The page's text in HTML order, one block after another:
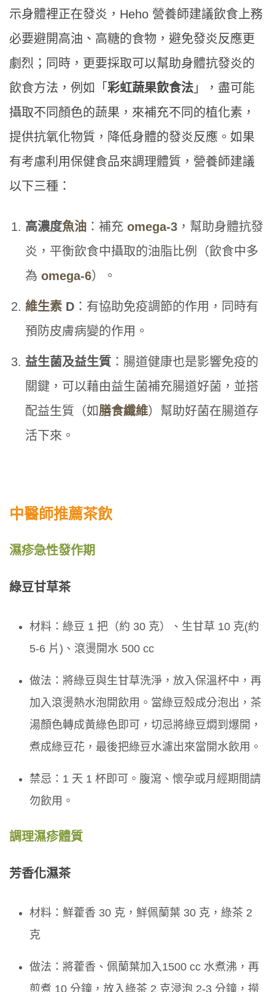
示身體裡正在發炎，Heho 營養師建議飲食上務
必要避開高油、高糖的食物，避免發炎反應更
劇烈；同時，更要採取可以幫助身體抗發炎的
飲食方法，例如「 彩虹蔬果飲食法 」，盡可能
攝取不同顏色的蔬果，來補充不同的植化素，
提供抗氧化物質，降低身體的發炎反應。如果
有考慮利用保健食品來調理體質，營養師建議
以下三種：
高濃度魚油 ：補充 omega-3 ，幫助身體抗發
炎，平衡飲食中攝取的油脂比例（飲食中多
為 omega-6）。
維生素 D ：有協助免疫調節的作用，同時有
預防皮膚病變的作用。
益生菌及益生質 ：腸道健康也是影響免疫的
關鍵，可以藉由益生菌補充腸道好菌，並搭
配益生質（如膳食纖維）幫助好菌在腸道存
活下來。
中醫師推薦茶飲
濕疹急性發作期
綠豆甘草茶
材料：綠豆 1 把（約 30 克）、生甘草 10 克(約
5-6 片)、滾燙開水 500 cc
做法：將綠豆與生甘草洗淨，放入保溫杯中，再
加入滾燙熱水泡開飲用。當綠豆殼成分泡出，茶
湯顏色轉成黃綠色即可，切忌將綠豆燜到爆開，
煮成綠豆花，最後把綠豆水濾出來當開水飲用。
禁忌：1 天 1 杯即可。腹瀉、懷孕或月經期間請
勿飲用。
調理濕疹體質
芳香化濕茶
材料：鮮藿香 30 克，鮮佩蘭葉 30 克，綠茶 2
克
做法：將藿香、佩蘭葉加入1500 cc 水煮沸，再
煎煮 10 分鐘，放入綠茶 2 克浸泡 2-3 分鐘，撈